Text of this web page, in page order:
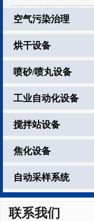
空气污染治理
烘干设备
喷砂/喷丸设备
工业自动化设备
搅拌站设备
焦化设备
自动采样系统
联系我们